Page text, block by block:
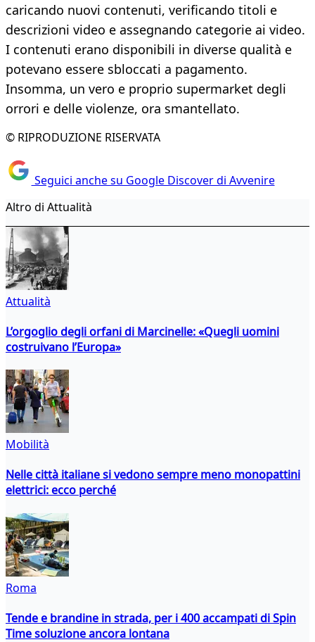
caricando nuovi contenuti, verificando titoli e
descrizioni video e assegnando categorie ai video.
I contenuti erano disponibili in diverse qualità e
potevano essere sbloccati a pagamento.
Insomma, un vero e proprio supermarket degli
orrori e delle violenze, ora smantellato.
© RIPRODUZIONE RISERVATA
Seguici anche su Google Discover di Avvenire
Altro di Attualità
Attualità
L’orgoglio degli orfani di Marcinelle: «Quegli uomini
costruivano l’Europa»
Mobilità
Nelle città italiane si vedono sempre meno monopattini
elettrici: ecco perché
Roma
Tende e brandine in strada, per i 400 accampati di Spin
Time soluzione ancora lontana